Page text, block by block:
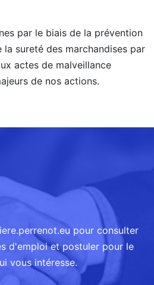
par le biais de la prévention
sureté des marchandises par
actes de malveillance
de nos actions.
pour consulter
d'emploi et postuler pour le
vous intéresse.